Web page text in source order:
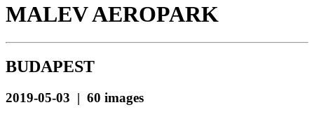
MALEV AEROPARK
BUDAPEST
2019-05-03 | 60 images